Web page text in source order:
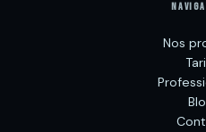
Nos